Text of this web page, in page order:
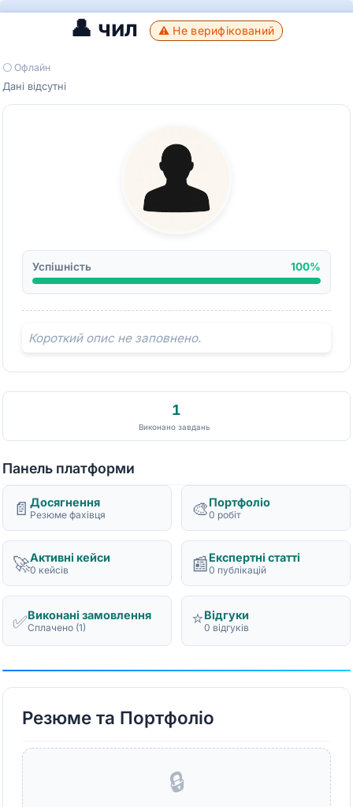
👤 чил ⚠️ Не верифікований
⚪ Офлайн
Дані відсутні
Успішність 100%
Короткий опис не заповнено.
1
Виконано завдань
Панель платформи
📄Досягнення
Резюме фахівця 🎨Портфоліо
0 робіт
🚀Активні кейси
0 кейсів 📰Експертні статті
0 публікацій
✅Виконані замовлення
Сплачено (1) ⭐Відгуки
0 відгуків
Резюме та Портфоліо
🔒